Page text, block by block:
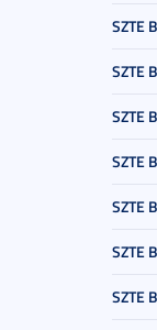
SZTE
SZTE
SZTE
SZTE
SZTE
SZTE
SZTE